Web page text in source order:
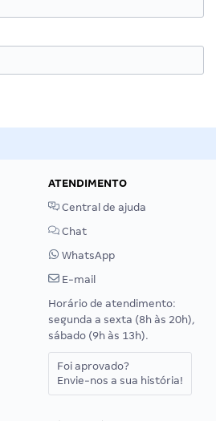
ATENDIMENTO
Central de ajuda
Chat
WhatsApp
E-mail
Horário de atendimento:
segunda a sexta (8h às 20h),
sábado (9h às 13h).
Foi aprovado?
Envie-nos a sua história!